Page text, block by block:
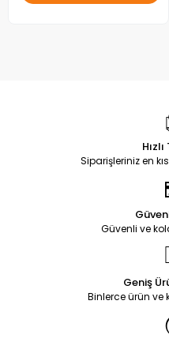
Siparişleriniz en
Güvenli ve
Geniş
Binlerce ürün